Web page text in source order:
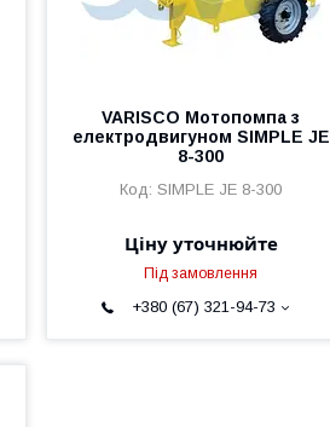
VARISCO Мотопомпа з
електродвигуном SIMPLE JE
8-300
SIMPLE JE 8-300
Ціну уточнюйте
Під замовлення
+380 (67) 321-94-73